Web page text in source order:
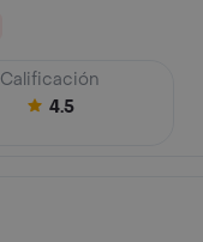
Calificación
4.5